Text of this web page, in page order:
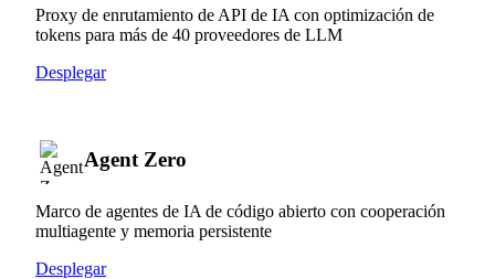
Proxy de enrutamiento de API de IA con optimización de
tokens para más de 40 proveedores de LLM
Desplegar
Agent Zero
Marco de agentes de IA de código abierto con cooperación
multiagente y memoria persistente
Desplegar